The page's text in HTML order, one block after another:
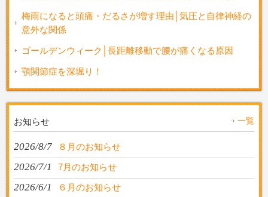
梅雨になると頭痛・だるさが増す理由│気圧と自律神経の
意外な関係
ゴールデンウィーク│長距離移動で腰が痛くなる原因
顎関節症を深堀り！
お知らせ 一覧
2026/8/7 ８月のお知らせ
2026/7/1 7月のお知らせ
2026/6/1 ６月のお知らせ